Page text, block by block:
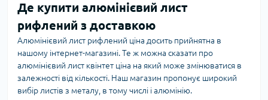
Де купити алюмінієвий лист
рифлений з доставкою
Алюмінієвий лист рифлений ціна досить прийнятна в
нашому інтернет-магазині. Те ж можна сказати про
алюмінієвий лист квінтет ціна на який може змінюватися в
залежності від кількості. Наш магазин пропонує широкий
вибір листів з металу, в тому числі і алюмінію.